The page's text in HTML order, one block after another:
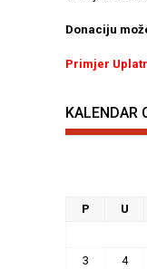
Donaciju
Primjer
KALENDAR
P U
3
4